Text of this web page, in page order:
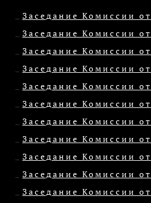
Заседание Комиссии
Заседание Комиссии
Заседание Комиссии
Заседание Комиссии
Заседание Комиссии
Заседание Комиссии
Заседание Комиссии
Заседание Комиссии
Заседание Комиссии
Заседание Комиссии
Заседание Комиссии